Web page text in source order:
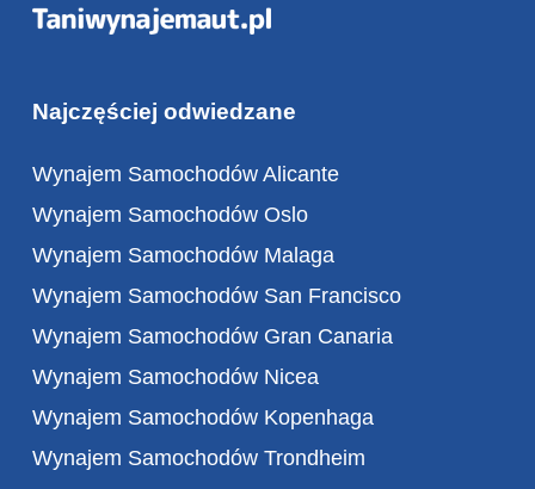
Najczęściej odwiedzane
Wynajem Samochodów Alicante
Wynajem Samochodów Oslo
Wynajem Samochodów Malaga
Wynajem Samochodów San Francisco
Wynajem Samochodów Gran Canaria
Wynajem Samochodów Nicea
Wynajem Samochodów Kopenhaga
Wynajem Samochodów Trondheim